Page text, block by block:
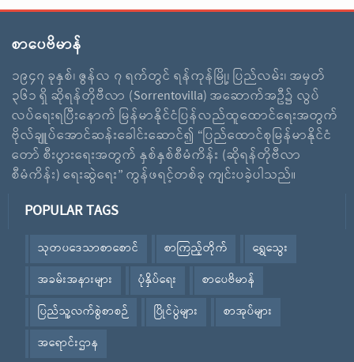
စာပေဗိမာန်
၁၉၄၇ ခုနှစ်၊ ဇွန်လ ၇ ရက်တွင် ရန်ကုန်မြို့၊ ပြည်လမ်း၊ အမှတ်
၃၆၁ ရှိ ဆိုရန်တိုဗီလာ (Sorrentovilla) အဆောက်အဦ၌ လွပ်
လပ်ရေးရပြီးနောက် မြန်မာနိုင်ငံပြန်လည်ထူထောင်ရေးအတွက်
ဗိုလ်ချူပ်အောင်ဆန်းခေါင်းဆောင်၍ “ပြည်ထောင်စုမြန်မာနိုင်ငံ
တော် စီးပွားရေးအတွက် နှစ်နှစ်စီမံကိန်း (ဆိုရန်တိုဗီလာ
စီမံကိန်း) ရေးဆွဲရေး” ကွန်ဖရင့်တစ်ခု ကျင်းပခဲ့ပါသည်။
POPULAR TAGS
သုတပဒေသာစာစောင် စာကြည့်တိုက်
ရွှေသွေး
အခမ်းအနားများ
ပုံနှိပ်ရေး
စာပေဗိမာန်
ပြည်သူ့လက်စွဲစာစဉ်
ပြိုင်ပွဲများ
စာအုပ်များ
အရောင်းဌာန